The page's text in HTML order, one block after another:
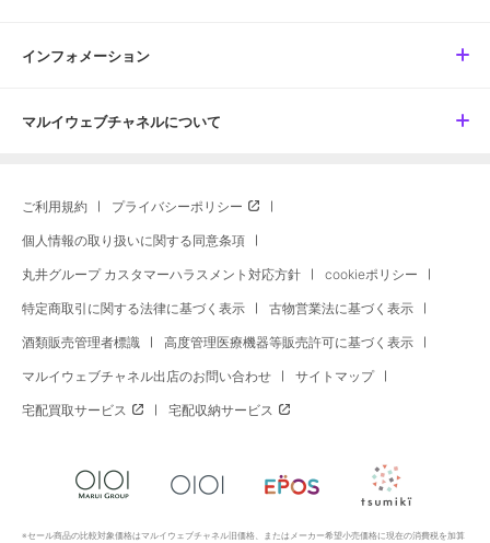
インフォメーション
マルイウェブチャネルについて
ご利用規約 プライバシーポリシー
個人情報の取り扱いに関する同意条項
丸井グループ カスタマーハラスメント対応方針 cookieポリシー
特定商取引に関する法律に基づく表示 古物営業法に基づく表示
酒類販売管理者標識 高度管理医療機器等販売許可に基づく表示
マルイウェブチャネル出店のお問い合わせ サイトマップ
宅配買取サービス 宅配収納サービス
※セール商品の比較対象価格はマルイウェブチャネル旧価格、またはメーカー希望小売価格に現在の消費税を加算